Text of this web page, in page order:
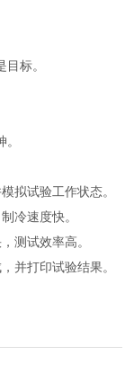
标。
拟试验工作状态。
冷速度快。
测试效率高。
并打印试验结果。